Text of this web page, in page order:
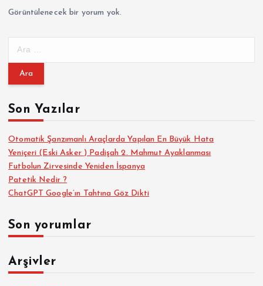
Görüntülenecek bir yorum yok.
m
:Son Yazılar
Otomatik Şanzımanlı Araçlarda Yapılan En Büyük Hata
Yeniçeri (Eski Asker ) Padişah 2. Mahmut Ayaklanması
Futbolun Zirvesinde Yeniden İspanya
Patetik Nedir ?
ChatGPT Google’ın Tahtına Göz Dikti
Son yorumlar
Arşivler